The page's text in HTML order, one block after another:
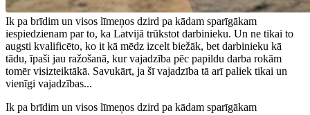
Ik pa brīdim un visos līmeņos dzird pa kādam sparīgākam
iespiedzienam par to, ka Latvijā trūkstot darbinieku. Un ne tikai to
augsti kvalificēto, ko it kā mēdz izcelt biežāk, bet darbinieku kā
tādu, īpaši jau ražošanā, kur vajadzība pēc papildu darba rokām
tomēr visizteiktākā. Savukārt, ja šī vajadzība tā arī paliek tikai un
vienīgi vajadzības...
Ik pa brīdim un visos līmeņos dzird pa kādam sparīgākam